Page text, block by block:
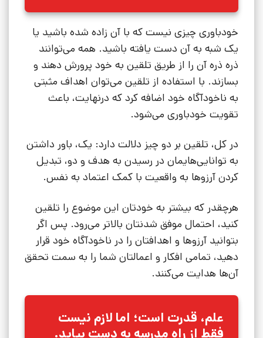
خودباوری چیزی نیست که با آن زاده شده باشید یا
یک شبه به آن دست یافته باشید. همه می‌توانند
ذره ذره آن را از طریق تلقین به خود پرورش دهند و
بسازند. با استفاده از تلقین می‌توان اهداف مثبتی
به ناخودآگاه خود اضافه کرد که درنهایت، باعث
تقویت خودباوری می‌شود.
در کل، تلقین بر دو چیز دلالت دارد: یک، باور داشتن
به توانایی‌هایمان در رسیدن به هدف و دو، تبدیل
کردن آرزوها به واقعیت با کمک اعتماد به نفس.
هرچقدر که بیشتر به خودتان این موضوع را تلقین
کنید، احتمال موفق شدنتان بالاتر می‌رود. پس اگر
بتوانید آرزوها و اهدافتان را در ناخودآگاه خود قرار
دهید، تمامی افکار و اعمالتان شما را به سمت تحقق
آن‌ها هدایت می‌کنند.
علم، قدرت است؛ اما لازم نیست
فقط از راه مدرسه به دست بیاید.